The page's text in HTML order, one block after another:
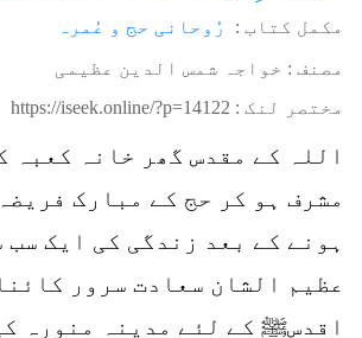
مکمل کتاب : رُوحانی حج و عُمرہ
مصنف : خواجہ شمس الدین عظیمی
مختصر لنک : https://iseek.online/?p=14122
اللہ کے مقدس گھر خانہ کعبہ
مشرف ہو کر حج کے مبارک
ہونے کے بعد زندگی کی ایک سب
عظیم الشان سعادت سرور
اقدسﷺ کے لئے مدینہ منورہ